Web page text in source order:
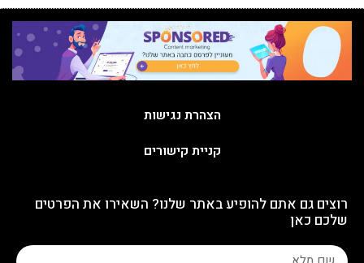
הצהרת נגישות
קניית קישורים
רוצים גם אתם להופיע באתר שלנו? השאירו את הפרטים
שלכם כאן